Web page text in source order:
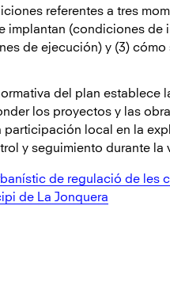
referentes a tres
implantan (condiciones de
de ejecución) y (3)
del plan establece
los proyectos y las
local en la
y seguimiento durante la
de regulació de les
de La Jonquera